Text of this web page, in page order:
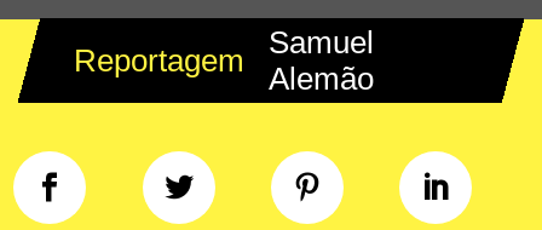
Reportagem
Samuel
Alemão